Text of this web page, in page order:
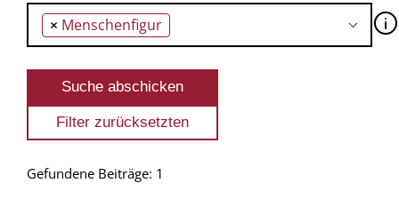
× Menschenfigur 🛈
Gefundene Beiträge: 1